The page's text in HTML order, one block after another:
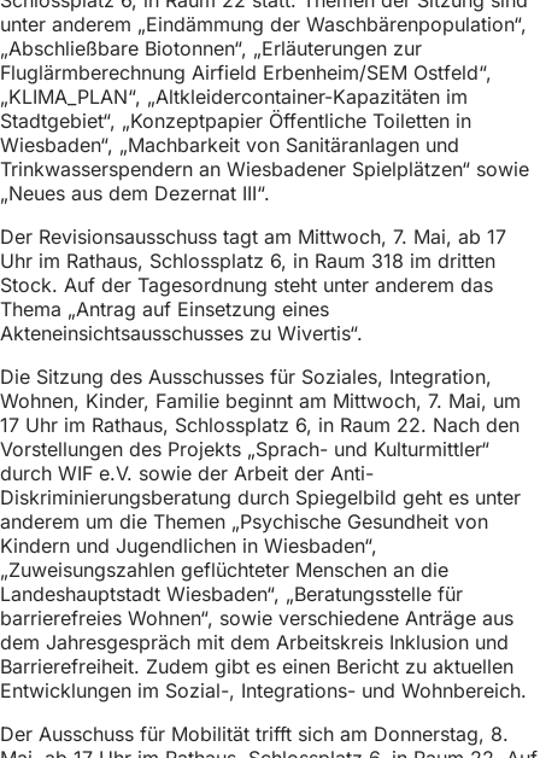
i
e
r
:
unter anderem „Eindämmung der Waschbärenpopulation“,
„Abschließbare Biotonnen“, „Erläuterungen zur
Fluglärmberechnung Airfield Erbenheim/SEM Ostfeld“,
„KLIMA_PLAN“, „Altkleidercontainer-Kapazitäten im
Stadtgebiet“, „Konzeptpapier Öffentliche Toiletten in
Wiesbaden“, „Machbarkeit von Sanitäranlagen und
Trinkwasserspendern an Wiesbadener Spielplätzen“ sowie
„Neues aus dem Dezernat III“.
Der Revisionsausschuss tagt am Mittwoch, 7. Mai, ab 17
Uhr im Rathaus, Schlossplatz 6, in Raum 318 im dritten
Stock. Auf der Tagesordnung steht unter anderem das
Thema „Antrag auf Einsetzung eines
Akteneinsichtsausschusses zu Wivertis“.
Die Sitzung des Ausschusses für Soziales, Integration,
Wohnen, Kinder, Familie beginnt am Mittwoch, 7. Mai, um
17 Uhr im Rathaus, Schlossplatz 6, in Raum 22. Nach den
Vorstellungen des Projekts „Sprach- und Kulturmittler“
durch WIF e.V. sowie der Arbeit der Anti-
Diskriminierungsberatung durch Spiegelbild geht es unter
anderem um die Themen „Psychische Gesundheit von
Kindern und Jugendlichen in Wiesbaden“,
„Zuweisungszahlen geflüchteter Menschen an die
Landeshauptstadt Wiesbaden“, „Beratungsstelle für
barrierefreies Wohnen“, sowie verschiedene Anträge aus
dem Jahresgespräch mit dem Arbeitskreis Inklusion und
Barrierefreiheit. Zudem gibt es einen Bericht zu aktuellen
Entwicklungen im Sozial-, Integrations- und Wohnbereich.
Der Ausschuss für Mobilität trifft sich am Donnerstag, 8.